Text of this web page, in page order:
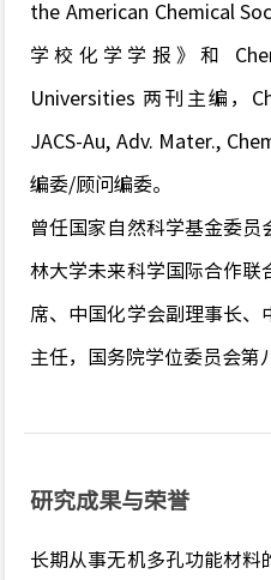
the American Chemical
学校化学学报》和
Universities 两刊主编，
JACS-Au, Adv. Mater.,
编委/顾问编委。
曾任国家自然科学基金委员
林大学未来科学国际合作联
席、中国化学会副理事长、
主任，国务院学位委员会第
研究成果与荣誉
长期从事无机多孔功能材料